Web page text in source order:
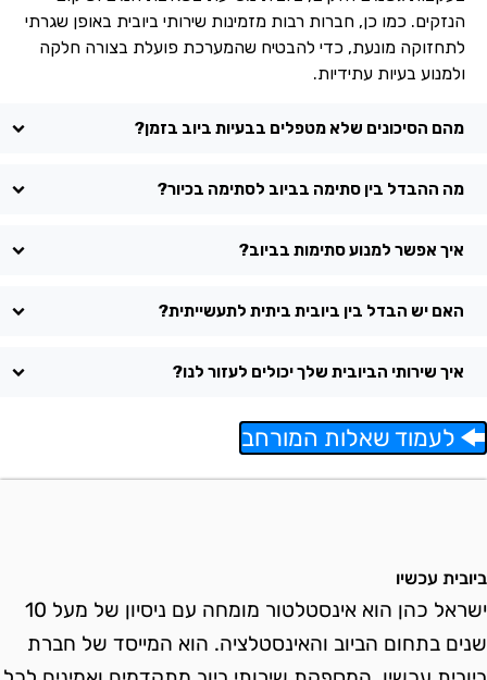
הנזקים. כמו כן, חברות רבות מזמינות שירותי ביובית באופן שגרתי
לתחזוקה מונעת, כדי להבטיח שהמערכת פועלת בצורה חלקה
ולמנוע בעיות עתידיות.
מהם הסיכונים שלא מטפלים בבעיות ביוב בזמן?
מה ההבדל בין סתימה בביוב לסתימה בכיור?
איך אפשר למנוע סתימות בביוב?
האם יש הבדל בין ביובית ביתית לתעשייתית?
איך שירותי הביובית שלך יכולים לעזור לנו?
לעמוד שאלות המורחב
עכשיו
ישראל כהן הוא אינסטלטור מומחה עם ניסיון של מעל 10
בתחום הביוב והאינסטלציה. הוא המייסד של חברת